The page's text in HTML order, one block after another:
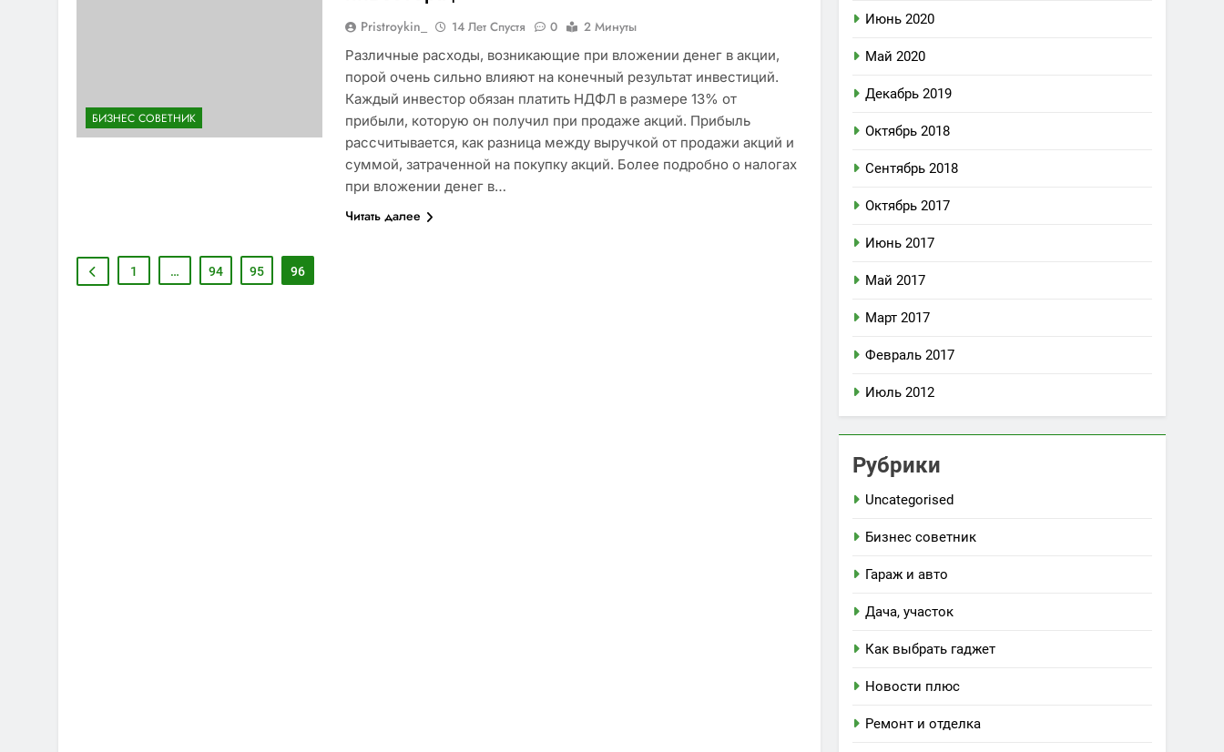
БИЗНЕС СОВЕТНИК
Pristroykin_ 14 Лет Спустя 0
2 Минуты
Различные расходы, возникающие при вложении денег в акции,
порой очень сильно влияют на конечный результат инвестиций.
Каждый инвестор обязан платить НДФЛ в размере 13% от
прибыли, которую он получил при продаже акций. Прибыль
рассчитывается, как разница между выручкой от продажи акций и
суммой, затраченной на покупку акций. Более подробно о налогах
при вложении денег в…
Читать далее
1 … 94 95 96
Июнь 2020
Май 2020
Декабрь 2019
Октябрь 2018
Сентябрь 2018
Октябрь 2017
Июнь 2017
Май 2017
Март 2017
Февраль 2017
Июль 2012
Рубрики
Uncategorised
Бизнес советник
Гараж и авто
Дача, участок
Как выбрать гаджет
Новости плюс
Ремонт и отделка